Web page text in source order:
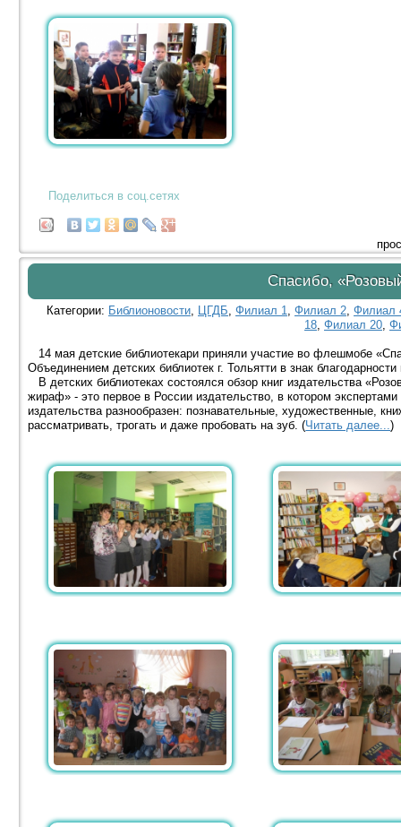
Поделиться в соц.сетях
Спасибо,
Категории: Библионовости ЦГДБ ,Филиал 1 ,Филиал 2 ,Филиал
18 ,Филиал 20 ,
14 мая детские библиотекари приняли участие во флешмобе
Объединением детских библиотек г. Тольятти в знак благодарности
В детских библиотеках состоялся обзор книг издательства
жираф» - это первое в России издательство, в котором
издательства разнообразен: познавательные, художественные,
рассматривать, трогать и даже пробовать на зуб. (Читать далее...)